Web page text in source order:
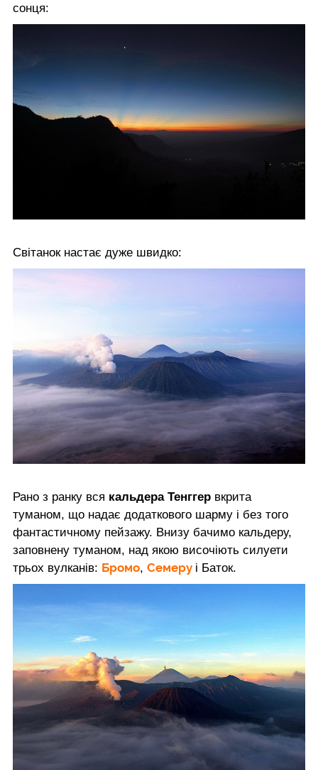
сонця:
Світанок настає дуже швидко:
Рано з ранку вся кальдера Тенггер вкрита
туманом, що надає додаткового шарму і без того
фантастичному пейзажу. Внизу бачимо кальдеру,
заповнену туманом, над якою височіють силуети
трьох вулканів: Бромо, Семеру і Баток.